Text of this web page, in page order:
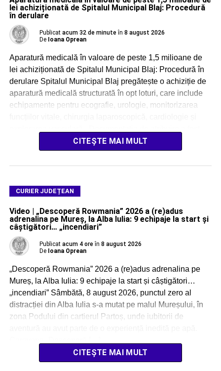
lei achiziționată de Spitalul Municipal Blaj: Procedură
în derulare
Publicat acum 32 de minute în 8 august 2026
De Ioana Oprean
Aparatură medicală în valoare de peste 1,5 milioane de
lei achiziționată de Spitalul Municipal Blaj: Procedură în
derulare Spitalul Municipal Blaj pregătește o achiziție de
aparatură medicală structurată în opt loturi, care include
echipamente pentru ecografie, urologie, monitorizarea
întocmită de Spitalul Municipal […]
CITEȘTE MAI MULT
CURIER JUDEȚEAN
Video | „Descoperă Rowmania” 2026 a (re)adus
adrenalina pe Mureș, la Alba Iulia: 9 echipaje la start și
câștigători… „incendiari”
Publicat acum 4 ore în 8 august 2026
De Ioana Oprean
„Descoperă Rowmania” 2026 a (re)adus adrenalina pe
Mureș, la Alba Iulia: 9 echipaje la start și câștigători…
„incendiari” Sâmbătă, 8 august 2026, punctul zero al
distracției din Alba Iulia s-a mutat pe malul Mureșului, în
zona Podului din cartierul Partoș, unde iubitorii de
CITEȘTE MAI MULT